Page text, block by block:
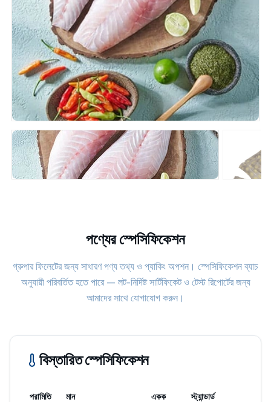
পণ্যের স্পেসিফিকেশন
গ্রুপার ফিলেটের জন্য সাধারণ পণ্য তথ্য ও প্যাকিং অপশন। স্পেসিফিকেশন ব্যাচ
অনুযায়ী পরিবর্তিত হতে পারে — লট-নির্দিষ্ট সার্টিফিকেট ও টেস্ট রিপোর্টের জন্য
আমাদের সাথে যোগাযোগ করুন।
বিস্তারিত স্পেসিফিকেশন
পরামিতি মান একক স্ট্যান্ডার্ড